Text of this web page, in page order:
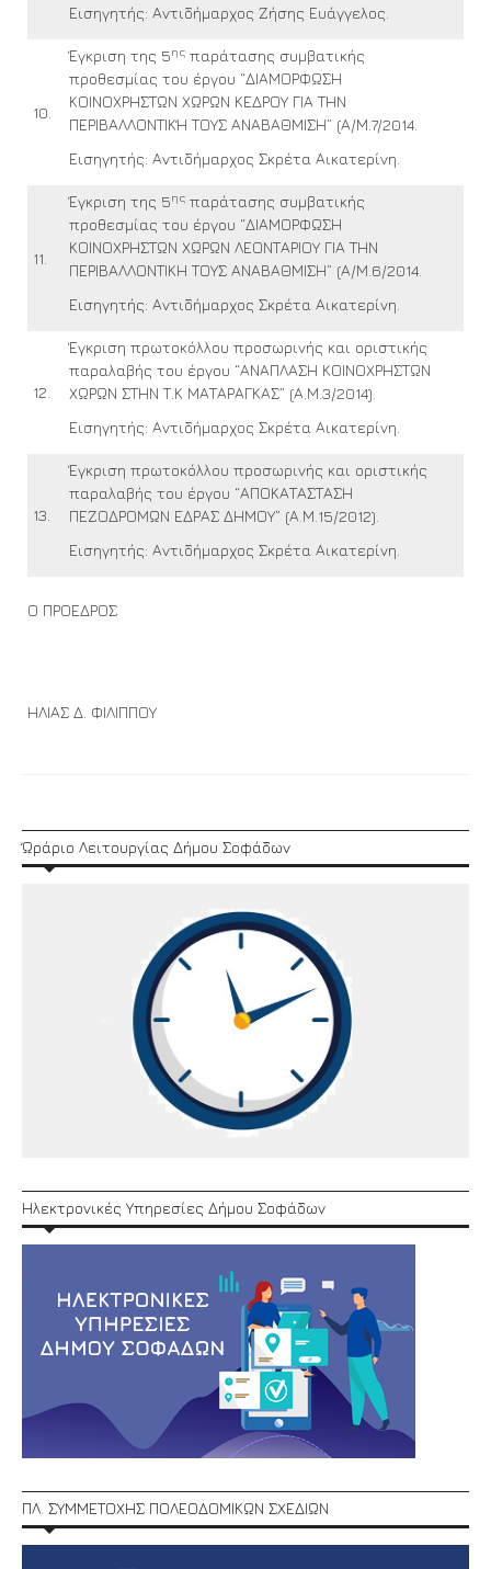
Εισηγητής: Αντιδήμαρχος Ζήσης Ευάγγελος.
10.
Έγκριση της 5ης παράτασης συμβατικής
προθεσμίας του έργου “ΔΙΑΜΟΡΦΩΣΗ
ΚΟΙΝΟΧΡΗΣΤΩΝ ΧΩΡΩΝ ΚΕΔΡΟΥ ΓΙΑ ΤΗΝ
ΠΕΡΙΒΑΛΛΟΝΤΙΚΉ ΤΟΥΣ ΑΝΑΒΑΘΜΙΣΗ” (Α/Μ.7/2014.
Εισηγητής: Αντιδήμαρχος Σκρέτα Αικατερίνη.
11.
Έγκριση της 5ης παράτασης συμβατικής
προθεσμίας του έργου “ΔΙΑΜΟΡΦΩΣΗ
ΚΟΙΝΟΧΡΗΣΤΩΝ ΧΩΡΩΝ ΛΕΟΝΤΑΡΙΟΥ ΓΙΑ ΤΗΝ
ΠΕΡΙΒΑΛΛΟΝΤΙΚΗ ΤΟΥΣ ΑΝΑΒΑΘΜΙΣΗ” (Α/Μ.6/2014.
Εισηγητής: Αντιδήμαρχος Σκρέτα Αικατερίνη.
12.
Έγκριση πρωτοκόλλου προσωρινής και οριστικής
παραλαβής του έργου “ΑΝΑΠΛΑΣΗ ΚΟΙΝΟΧΡΗΣΤΩΝ
ΧΩΡΩΝ ΣΤΗΝ Τ.Κ ΜΑΤΑΡΑΓΚΑΣ” (Α.Μ.3/2014).
Εισηγητής: Αντιδήμαρχος Σκρέτα Αικατερίνη.
13.
Έγκριση πρωτοκόλλου προσωρινής και οριστικής
παραλαβής του έργου “ΑΠΟΚΑΤΑΣΤΑΣΗ
ΠΕΖΟΔΡΟΜΩΝ ΕΔΡΑΣ ΔΗΜΟΥ” (Α.Μ.15/2012).
Εισηγητής: Αντιδήμαρχος Σκρέτα Αικατερίνη.
Ο ΠΡΟΕΔΡΟΣ
ΗΛΙΑΣ Δ. ΦΙΛΙΠΠΟΥ
Ώράριο Λειτουργίας Δήμου Σοφάδων
Ηλεκτρονικές Υπηρεσίες Δήμου Σοφάδων
ΠΛ. ΣΥΜΜΕΤΟΧΗΣ ΠΟΛΕΟΔΟΜΙΚΩΝ ΣΧΕΔΙΩΝ